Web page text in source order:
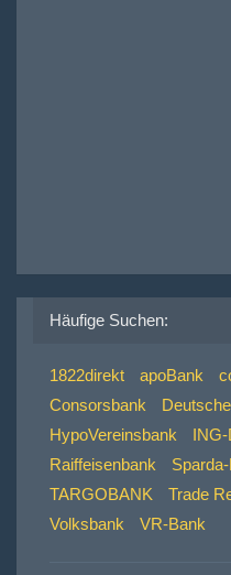
Häufige Suchen:
1822direkt apoBank
Consorsbank
HypoVereinsbank
Raiffeisenbank
TARGOBANK
Trade
Volksbank
VR-Bank